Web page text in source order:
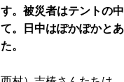
す。被災者はテントの
て。日中はぽかぽかと
た。